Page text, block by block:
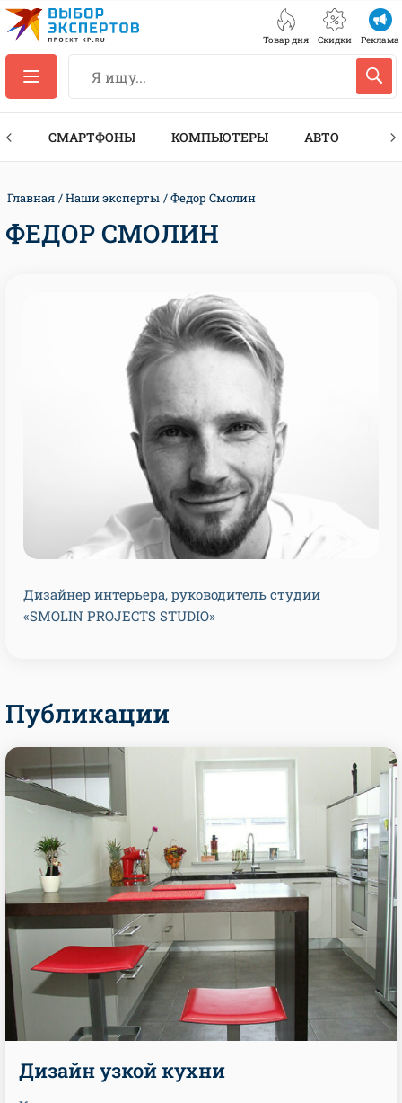
Товар дня Скидки Реклама
СМАРТФОНЫ КОМПЬЮТЕРЫ АВТО
Главная Наши эксперты Федор Смолин
ФЕДОР СМОЛИН
Дизайнер интерьера, руководитель студии
«SMOLIN PROJECTS STUDIO»
Публикации
Дизайн узкой кухни